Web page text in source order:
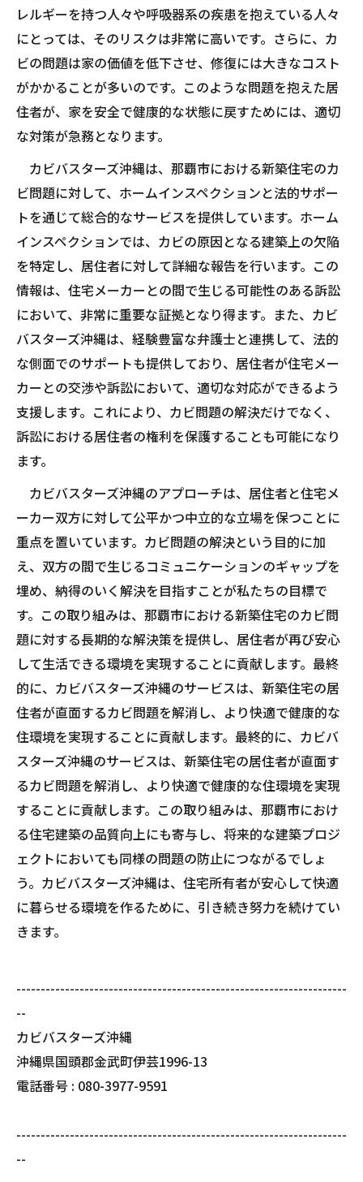
レルギーを持つ人々や呼吸器系の疾患を抱えている人々
にとっては、そのリスクは非常に高いです。さらに、カ
ビの問題は家の価値を低下させ、修復には大きなコスト
がかかることが多いのです。このような問題を抱えた居
住者が、家を安全で健康的な状態に戻すためには、適切
な対策が急務となります。
カビバスターズ沖縄は、那覇市における新築住宅のカ
ビ問題に対して、ホームインスペクションと法的サポー
トを通じて総合的なサービスを提供しています。ホーム
インスペクションでは、カビの原因となる建築上の欠陥
を特定し、居住者に対して詳細な報告を行います。この
情報は、住宅メーカーとの間で生じる可能性のある訴訟
において、非常に重要な証拠となり得ます。また、カビ
バスターズ沖縄は、経験豊富な弁護士と連携して、法的
な側面でのサポートも提供しており、居住者が住宅メー
カーとの交渉や訴訟において、適切な対応ができるよう
支援します。これにより、カビ問題の解決だけでなく、
訴訟における居住者の権利を保護することも可能になり
ます。
カビバスターズ沖縄のアプローチは、居住者と住宅メ
ーカー双方に対して公平かつ中立的な立場を保つことに
重点を置いています。カビ問題の解決という目的に加
え、双方の間で生じるコミュニケーションのギャップを
埋め、納得のいく解決を目指すことが私たちの目標で
す。この取り組みは、那覇市における新築住宅のカビ問
題に対する長期的な解決策を提供し、居住者が再び安心
して生活できる環境を実現することに貢献します。最終
的に、カビバスターズ沖縄のサービスは、新築住宅の居
住者が直面するカビ問題を解消し、より快適で健康的な
住環境を実現することに貢献します。最終的に、カビバ
スターズ沖縄のサービスは、新築住宅の居住者が直面す
るカビ問題を解消し、より快適で健康的な住環境を実現
することに貢献します。この取り組みは、那覇市におけ
る住宅建築の品質向上にも寄与し、将来的な建築プロジ
ェクトにおいても同様の問題の防止につながるでしょ
う。カビバスターズ沖縄は、住宅所有者が安心して快適
に暮らせる環境を作るために、引き続き努力を続けてい
きます。
--------------------------------------------------------------------
--
カビバスターズ沖縄
沖縄県国頭郡金武町伊芸1996-13
電話番号 : 080-3977-9591
--------------------------------------------------------------------
--